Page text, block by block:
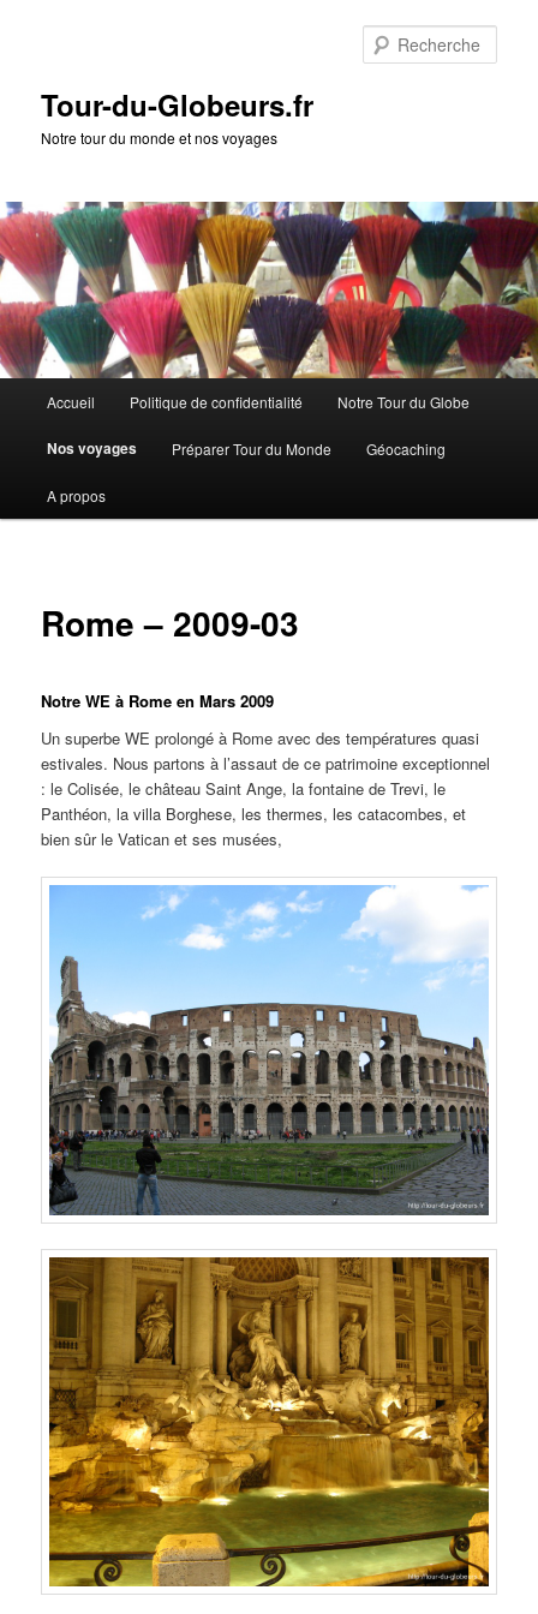
Tour-du-Globeurs.fr
Notre tour du monde et nos voyages
principal
Aller
au
contenu
Aller
au
contenu
Accueil Politique de confidentialité Notre Tour du Globe
Nos voyages Préparer Tour du Monde Géocaching
A propos
Rome – 2009-03
Notre WE à Rome en Mars 2009
Un superbe WE prolongé à Rome avec des températures quasi
estivales. Nous partons à l’assaut de ce patrimoine exceptionnel
: le Colisée, le château Saint Ange, la fontaine de Trevi, le
Panthéon, la villa Borghese, les thermes, les catacombes, et
bien sûr le Vatican et ses musées,